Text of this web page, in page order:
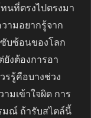
นที่ตรงไปตรงมา
ามอยากรู้จาก
บซ้อนของโลก
ยังต้องการอา
รู้คือบางช่วง
มเข้าใจผิด การ
มณ์ ถ้ารับสไตล์นี้